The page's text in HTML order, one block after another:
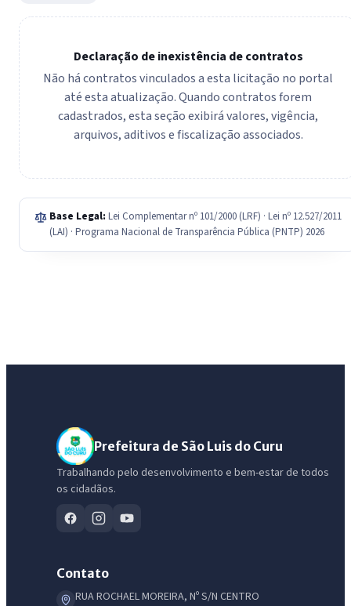
Declaração de inexistência de contratos
Não há contratos vinculados a esta licitação no portal
até esta atualização. Quando contratos forem
cadastrados, esta seção exibirá valores, vigência,
arquivos, aditivos e fiscalização associados.
Base Legal: Lei Complementar nº 101/2000 (LRF) · Lei nº 12.527/2011
(LAI) · Programa Nacional de Transparência Pública (PNTP) 2026
Prefeitura de São Luis do Curu
Trabalhando pelo desenvolvimento e bem-estar de todos
os cidadãos.
Contato
RUA ROCHAEL MOREIRA, Nº S/N CENTRO